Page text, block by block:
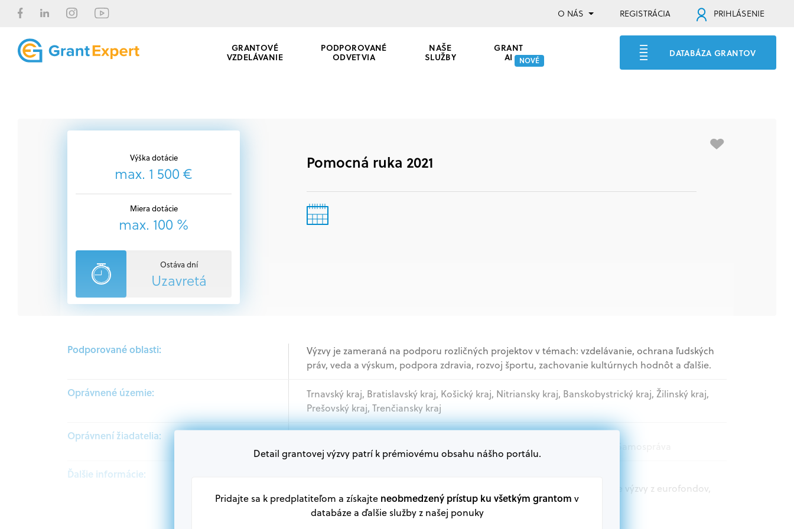
O NÁS REGISTRÁCIA PRIHLÁSENIE
GRANTOVÉ
VZDELÁVANIE
PODPOROVANÉ
ODVETVIA
NAŠE
SLUŽBY
GRANT
AI NOVÉ
DATABÁZA GRANTOV
Výška dotácie
max. 1 500 €
Miera dotácie
max. 100 %
Ostáva dní
Uzavretá
Pomocná ruka 2021
Podporované oblasti:
Výzvy je zameraná na podporu rozličných projektov v témach: vzdelávanie, ochrana ľudských
práv, veda a výskum, podpora zdravia, rozvoj športu, zachovanie kultúrnych hodnôt a ďalšie.
Oprávnené územie:
Trnavský kraj, Bratislavský kraj, Košický kraj, Nitriansky kraj, Banskobystrický kraj, Žilinský kraj,
Prešovský kraj, Trenčiansky kraj
Oprávnení žiadatelia:
Akademický sektor, Jednotlivci, Podnikatelia, Mimovládne organizácie, Samospráva
Ďalšie informácie:
V databáze grantov a dotácií na portáli Grantexpert.sk nájdete aktuálne výzvy z eurofondov,
plánu obnovy a ďalších zdrojov.
Detail grantovej výzvy patrí k prémiovému obsahu nášho portálu.
Pridajte sa k predplatiteľom a získajte neobmedzený prístup ku všetkým grantom v
databáze a ďalšie služby z našej ponuky